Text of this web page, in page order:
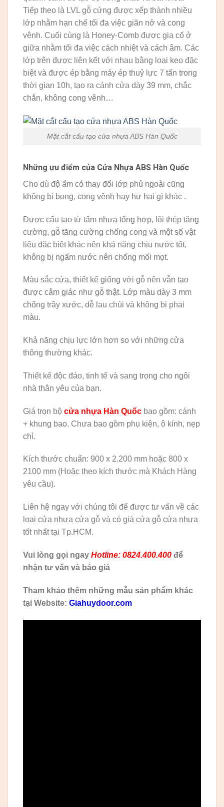
Tiếp theo là LVL gỗ cứng được xếp thành nhiều
lớp nhằm hạn chế tối đa việc giãn nở và cong
vênh. Cuối cùng là Honey-Comb được gia cố ở
giữa nhằm tối đa việc cách nhiệt và cách âm. Các
lớp trên được liên kết với nhau bằng loại keo đặc
biệt và được ép bằng máy ép thuỷ lực 7 tấn trong
thời gian 10h, tạo ra cánh cửa dày 39 mm, chắc
chắn, không cong vênh…
Mặt cắt cấu tạo cửa nhựa ABS Hàn Quốc
Những ưu điểm của Cửa Nhựa ABS Hàn Quốc
Cho dù độ ẩm có thay đổi lớp phủ ngoài cũng
không bị bong, cong vênh hay hư hại gì khác .
Được cấu tạo từ tấm nhựa tổng hợp, lõi thép tăng
cường, gỗ tăng cường chống cong và một số vật
liệu đặc biệt khác nên khả năng chịu nước tốt,
không bị ngấm nước nên chống mối mọt.
Màu sắc cửa, thiết kế giống với gỗ nên vẫn tạo
được cảm giác như gỗ thật. Lớp màu dày 3 mm
chống trầy xước, dễ lau chùi và không bị phai
màu.
Khả năng chịu lực lớn hơn so với những cửa
thông thường khác.
Thiết kế độc đáo, tinh tế và sang trọng cho ngôi
nhà thân yêu của bạn.
Giá trọn bộ cửa nhựa Hàn Quốc bao gồm: cánh
+ khung bao. Chưa bao gồm phụ kiện, ô kính, nẹp
chỉ.
Kích thước chuẩn: 900 x 2.200 mm hoặc 800 x
2100 mm (Hoặc theo kích thước mà Khách Hàng
yêu cầu).
Liên hệ ngay với chúng tôi để được tư vấn về các
loại cửa nhựa cửa gỗ và có giá cửa gỗ cửa nhựa
tốt nhất tại Tp.HCM.
Vui lòng gọi ngay Hotline: 0824.400.400 để
nhận tư vấn và báo giá
Tham khảo thêm những mẫu sản phẩm khác
tại Website: Giahuydoor.com